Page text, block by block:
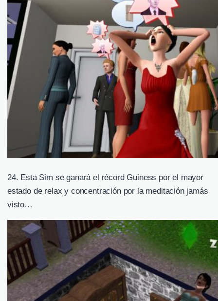
24. Esta Sim se ganará el récord Guiness por el mayor
estado de relax y concentración por la meditación jamás
visto…